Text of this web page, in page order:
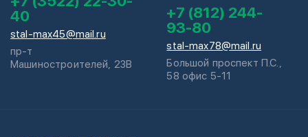
40
stal-max45@mail.ru
пр-т
Машиностроителей, 23В
+7 (812) 244-
93-80
stal-max78@mail.ru
Большой проспект П.С.,
58 офис 5-11